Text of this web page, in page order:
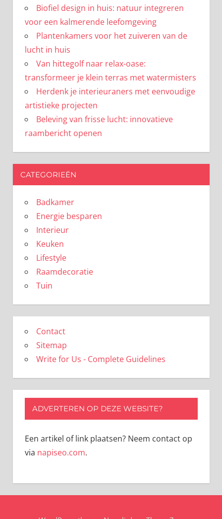
Biofiel design in huis: natuur integreren
voor een kalmerende leefomgeving
Plantenkamers voor het zuiveren van de
lucht in huis
Van hittegolf naar relax-oase:
transformeer je klein terras met watermisters
Herdenk je interieuraners met eenvoudige
artistieke projecten
Beleving van frisse lucht: innovatieve
raambericht openen
CATEGORIEËN
Badkamer
Energie besparen
Interieur
Keuken
Lifestyle
Raamdecoratie
Tuin
Contact
Sitemap
Write for Us - Complete Guidelines
ADVERTEREN OP DEZE WEBSITE?
Een artikel of link plaatsen? Neem contact op
via napiseo.com.